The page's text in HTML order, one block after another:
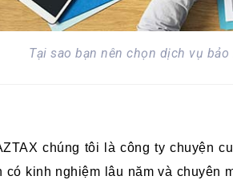
Tại sao bạn nên chọn dịch vụ
chúng tôi là công ty chuyện
có kinh nghiệm lâu năm và chuyên